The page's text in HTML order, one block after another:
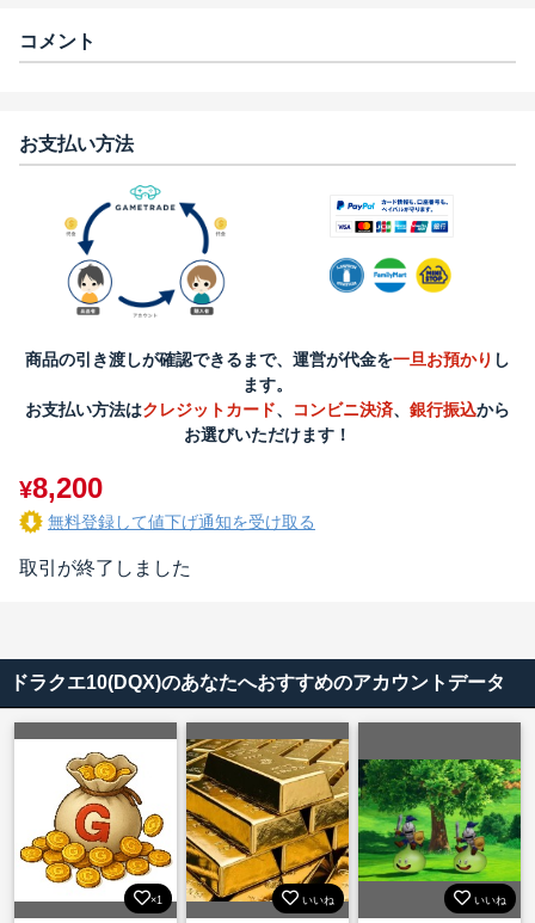
コメント
お支払い方法
商品の引き渡しが確認できるまで、運営が代金を一旦お預かり し
ます。
お支払い方法はクレジットカード、 コンビニ決済、 銀行振込から
お選びいただけます！
¥8,200
無料登録して値下げ通知を受け取る
取引が終了しました
ドラクエ10(DQX)のあなたへおすすめのアカウントデータ
×1 いいね いいね